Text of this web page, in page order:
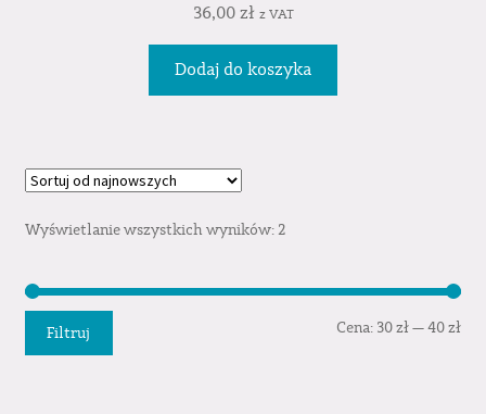
36,00 zł z VAT
Dodaj do koszyka
Wyświetlanie wszystkich wyników: 2
Filtruj Cena: 30 zł—40 zł